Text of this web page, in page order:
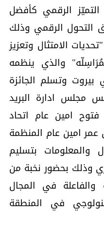
التميّز الرقمي كأفضل
التحول الرقمي وذلك
الامتثال وتعزيز
والذي ينظمه
بيروت وتسلم الجائزة
مجلس ادارة البريد
امين عام اتحاد
عمر امين عام المنظمة
والمعلومات بتسليم
وذلك بحضور نخبة من
والفاعلة في المجال
في المنطقة